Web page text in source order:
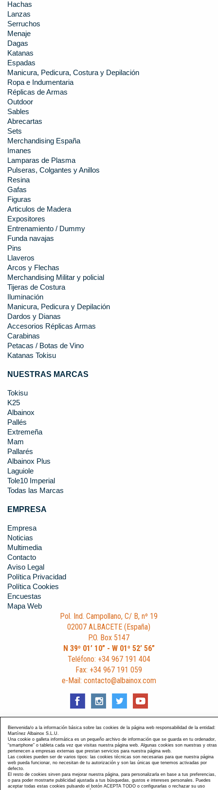
Hachas
Lanzas
Serruchos
Menaje
Dagas
Katanas
Espadas
Manicura, Pedicura, Costura y Depilación
Ropa e Indumentaria
Réplicas de Armas
Outdoor
Sables
Abrecartas
Sets
Merchandising España
Imanes
Lamparas de Plasma
Pulseras, Colgantes y Anillos
Resina
Gafas
Figuras
Articulos de Madera
Expositores
Entrenamiento / Dummy
Funda navajas
Pins
Llaveros
Arcos y Flechas
Merchandising Militar y policial
Tijeras de Costura
Iluminación
Manicura, Pedicura y Depilación
Dardos y Dianas
Accesorios Réplicas Armas
Carabinas
Petacas / Botas de Vino
Katanas Tokisu
NUESTRAS MARCAS
Tokisu
K25
Albainox
Pallés
Extremeña
Mam
Pallarés
Albainox Plus
Laguiole
Tole10 Imperial
Todas las Marcas
EMPRESA
Empresa
Noticias
Multimedia
Contacto
Aviso Legal
Política Privacidad
Política Cookies
Encuestas
Mapa Web
Pol. Ind. Campollano, C/ B, nº 19
02007 ALBACETE (España)
P.O. Box 5147
N 39º 01’ 10” - W 01º 52’ 56”
Teléfono: +34 967 191 404
Fax: +34 967 191 059
e-Mail: contacto@albainox.com
Diseño y Desarrollo web Im3diA comunicación
está optimizada para navegadores Chrome, Internet Explorer
9 y Firefox 4.0.
Bienvenida/o a la información básica sobre las cookies de la página web responsabilidad de la entidad:
Martínez Albainox S.L.U.
Una cookie o galleta informática es un pequeño archivo de información que se guarda en tu ordenador,
“smartphone” o tableta cada vez que visitas nuestra página web. Algunas cookies son nuestras y otras
pertenecen a empresas externas que prestan servicios para nuestra página web.
Las cookies pueden ser de varios tipos: las cookies técnicas son necesarias para que nuestra página
web pueda funcionar, no necesitan de tu autorización y son las únicas que tenemos activadas por
defecto.
El resto de cookies sirven para mejorar nuestra página, para personalizarla en base a tus preferencias,
o para poder mostrarte publicidad ajustada a tus búsquedas, gustos e intereses personales. Puedes
aceptar todas estas cookies pulsando el botón ACEPTA TODO o configurarlas o rechazar su uso